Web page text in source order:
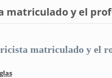
matriculado y el
matriculado y el